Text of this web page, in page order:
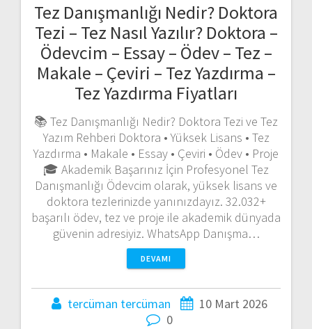
Tez Danışmanlığı Nedir? Doktora
Tezi – Tez Nasıl Yazılır? Doktora –
Ödevcim – Essay – Ödev – Tez –
Makale – Çeviri – Tez Yazdırma –
Tez Yazdırma Fiyatları
📚 Tez Danışmanlığı Nedir? Doktora Tezi ve Tez
Yazım Rehberi Doktora • Yüksek Lisans • Tez
Yazdırma • Makale • Essay • Çeviri • Ödev • Proje
🎓 Akademik Başarınız İçin Profesyonel Tez
Danışmanlığı Ödevcim olarak, yüksek lisans ve
doktora tezlerinizde yanınızdayız. 32.032+
başarılı ödev, tez ve proje ile akademik dünyada
güvenin adresiyiz. WhatsApp Danışma…
DEVAMI
tercüman tercüman
10 Mart 2026
0